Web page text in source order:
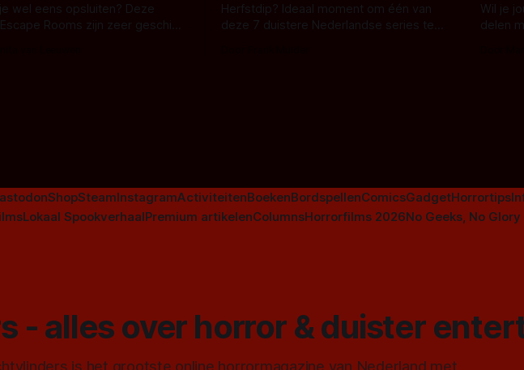
wel eens opsluiten? Deze
Rooms zijn zeer geschikt
Herfstdip? Ideaal moment om één van
deze 7 duistere Nederlandse series te
Wil je
delen
ShopSteamInstagramActiviteitenBoekenBordspellenComicsGadgetHorrortips
Lokaal SpookverhaalPremium artikelenColumnsHorrorfilms 2026No Geeks, No Glory
- alles over horror & duister
is het grootste online horrormagazine van Nederland met